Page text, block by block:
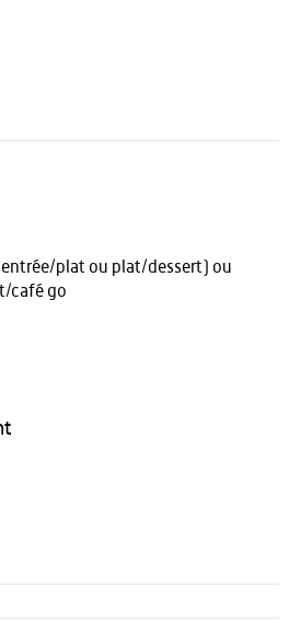
plat ou plat/dessert) ou
café go